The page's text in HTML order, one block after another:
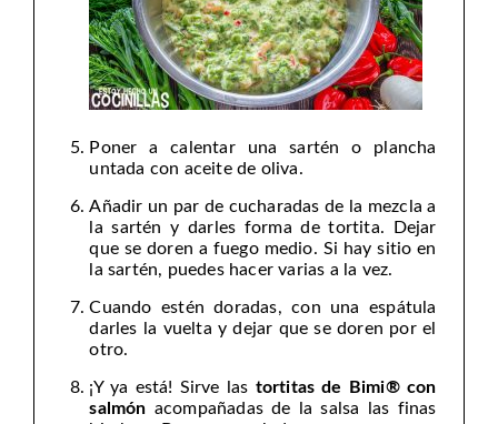
Poner a calentar una sartén o plancha
untada con aceite de oliva.
Añadir un par de cucharadas de la mezcla a
la sartén y darles forma de tortita. Dejar
que se doren a fuego medio. Si hay sitio en
la sartén, puedes hacer varias a la vez.
Cuando estén doradas, con una espátula
darles la vuelta y dejar que se doren por el
otro.
¡Y ya está! Sirve las tortitas de Bimi® con
salmón acompañadas de la salsa las finas